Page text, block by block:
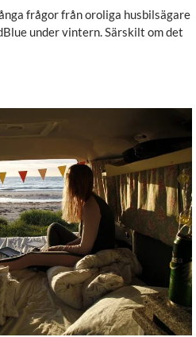
frågor från oroliga husbilsägare
under vintern. Särskilt om det